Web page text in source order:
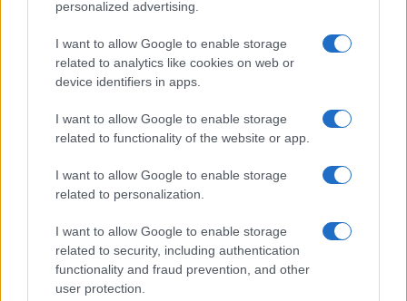
personalized advertising.
I want to allow Google to enable storage
related to analytics like cookies on web or
device identifiers in apps.
I want to allow Google to enable storage
related to functionality of the website or app.
I want to allow Google to enable storage
related to personalization.
I want to allow Google to enable storage
related to security, including authentication
functionality and fraud prevention, and other
user protection.
Nome Preço
(KBTC)
Eureka Bridged PAX Gold (Terra
(PAXG)
$4,205.78
$0.022